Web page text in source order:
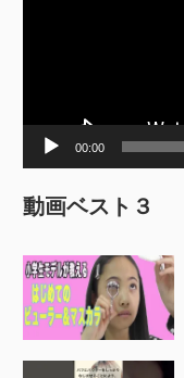
ー
00:00
動画ベスト３